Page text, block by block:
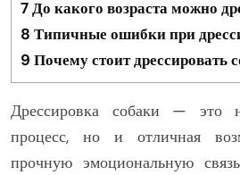
7До какого возраста можно
8 Типичные ошибки при
9 Почему стоит дрессировать
Дрессировка собаки — это
процесс, но и отличная
прочную эмоциональную